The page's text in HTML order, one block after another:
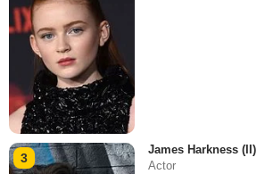
3
James Harkness (II)
Actor